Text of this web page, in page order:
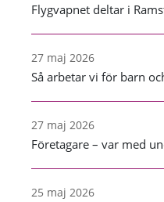
Flygvapnet deltar i
27 maj 2026
Så arbetar vi för barn
27 maj 2026
Företagare – var med
25 maj 2026